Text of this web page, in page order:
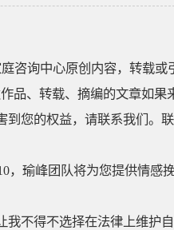
咨询中心原创内容，转载
品、转载、摘编的文章如
您的权益，请联系我们。
，瑜峰团队将为您提供情
我不得不选择在法律上维护